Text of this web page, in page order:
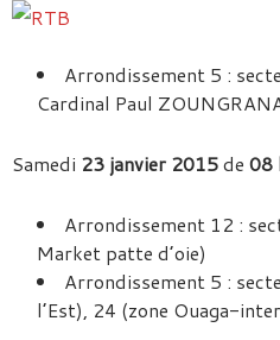
Arrondissement 5 :
Cardinal Paul
Samedi 23 janvier 2015de 08
Arrondissement 12 :
Market patte d’oie)
Arrondissement 5 :
l’Est), 24 (zone Ouaga-